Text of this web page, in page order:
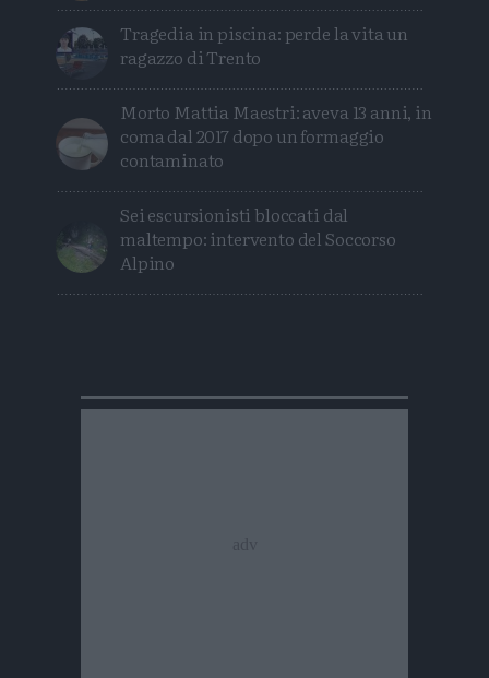
Tragedia in piscina: perde la vita un
ragazzo di Trento
Morto Mattia Maestri: aveva 13 anni, in
coma dal 2017 dopo un formaggio
contaminato
Sei escursionisti bloccati dal
maltempo: intervento del Soccorso
Alpino